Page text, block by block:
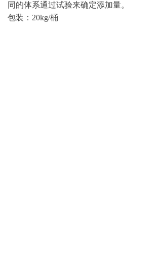
同的体系通过试验来确定添加量。
包装：20kg/桶